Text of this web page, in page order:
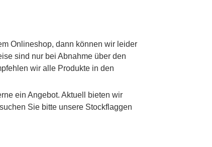
Onlineshop, dann können wir leider
sind nur bei Abnahme über den
wir alle Produkte in den
ein Angebot. Aktuell bieten wir
Sie bitte unsere Stockflaggen